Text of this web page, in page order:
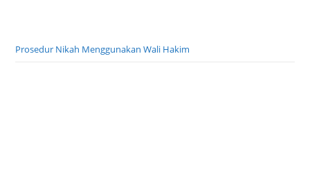
Prosedur Nikah Menggunakan Wali Hakim